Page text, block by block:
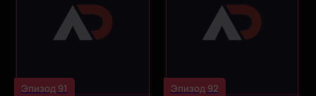
Эпизод 91 Эпизод 92